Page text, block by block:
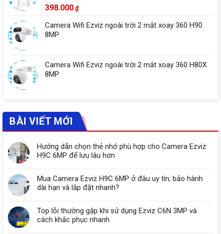
398.000 ₫
Camera Wifi Ezviz ngoài trời 2 mắt xoay 360 H90
8MP
Camera Wifi Ezviz ngoài trời 2 mắt xoay 360 H80X
8MP
BÀI VIẾT MỚI
Hướng dẫn chọn thẻ nhớ phù hợp cho Camera Ezviz
H9C 6MP để lưu lâu hơn
Mua Camera Ezviz H9C 6MP ở đâu uy tín, bảo hành
dài hạn và lắp đặt nhanh?
Top lỗi thường gặp khi sử dụng Ezviz C6N 3MP và
cách khắc phục nhanh